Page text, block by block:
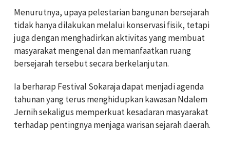
Menurutnya, upaya pelestarian bangunan bersejarah
tidak hanya dilakukan melalui konservasi fisik, tetapi
juga dengan menghadirkan aktivitas yang membuat
masyarakat mengenal dan memanfaatkan ruang
bersejarah tersebut secara berkelanjutan.
Ia berharap Festival Sokaraja dapat menjadi agenda
tahunan yang terus menghidupkan kawasan Ndalem
Jernih sekaligus memperkuat kesadaran masyarakat
terhadap pentingnya menjaga warisan sejarah daerah.